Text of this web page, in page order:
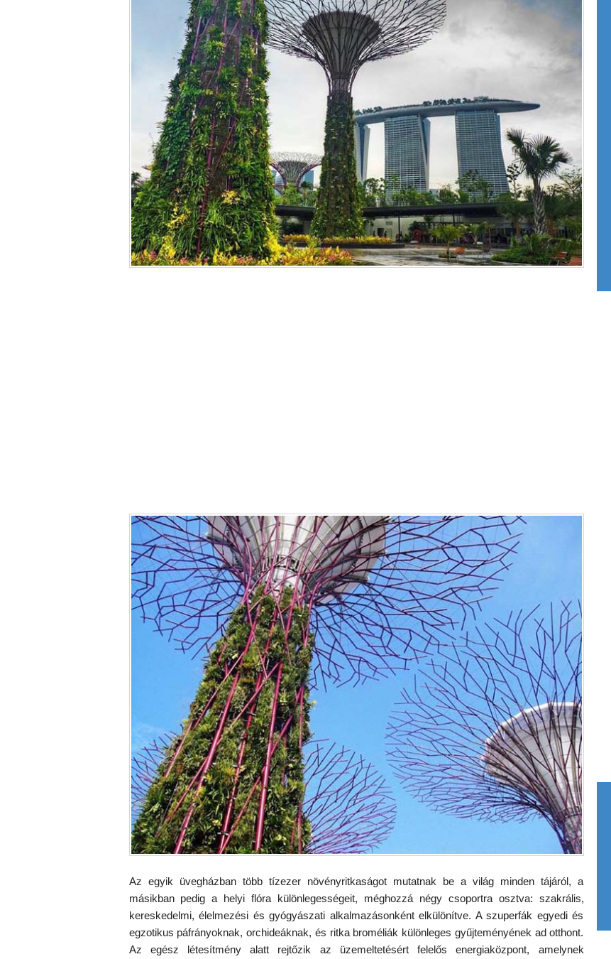
Az egyik üvegházban több tízezer növényritkaságot mutatnak be a világ minden tájáról, a
másikban pedig a helyi flóra különlegességeit, méghozzá négy csoportra osztva: szakrális,
kereskedelmi, élelmezési és gyógyászati alkalmazásonként elkülönítve. A szuperfák egyedi és
egzotikus páfrányoknak, orchideáknak, és ritka broméliák különleges gyűjteményének ad otthont.
Az egész létesítmény alatt rejtőzik az üzemeltetésért felelős energiaközpont, amelynek